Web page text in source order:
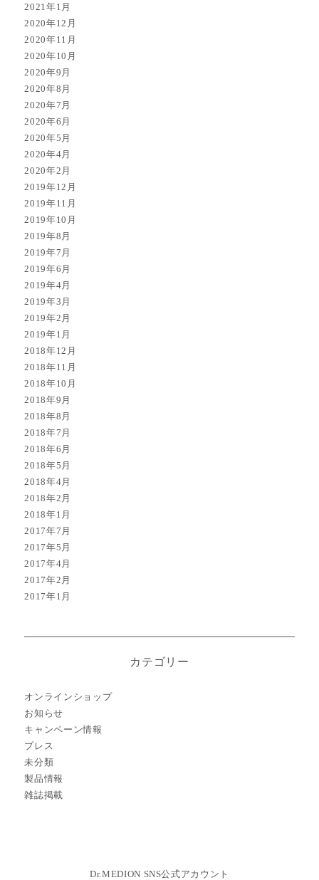
2021年1月
2020年12月
2020年11月
2020年10月
2020年9月
2020年8月
2020年7月
2020年6月
2020年5月
2020年4月
2020年2月
2019年12月
2019年11月
2019年10月
2019年8月
2019年7月
2019年6月
2019年4月
2019年3月
2019年2月
2019年1月
2018年12月
2018年11月
2018年10月
2018年9月
2018年8月
2018年7月
2018年6月
2018年5月
2018年4月
2018年2月
2018年1月
2017年7月
2017年5月
2017年4月
2017年2月
2017年1月
カテゴリー
オンラインショップ
お知らせ
キャンペーン情報
プレス
未分類
製品情報
雑誌掲載
Dr.MEDION SNS公式アカウント